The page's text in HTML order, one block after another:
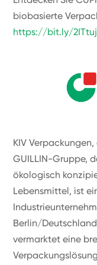
biobasierte
https://bit.ly/
KIV
GUILLIN-Gruppe,
ökologisch
Lebensmittel, ist
Berlin/
vermarktet eine